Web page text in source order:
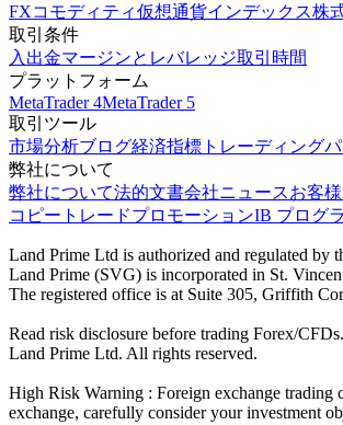
FXコモディティ仮想通貨インデックス株
取引条件
入出金マージンとレバレッジ取引時間
プラットフォーム
MetaTrader 4MetaTrader 5
取引ツール
市場分析ブログ経済指標 トレーディング
弊社について
弊社について法的文書会社ニュースお客
コピートレードプロモーションIB プログ
Land Prime Ltd is authorized and regulated by
Land Prime (SVG) is incorporated in St.
The registered office is at Suite 305, Griffith
Read risk disclosure before trading Forex/
Land Prime Ltd. All rights reserved.
High Risk Warning : Foreign exchange trading
exchange, carefully consider your investment